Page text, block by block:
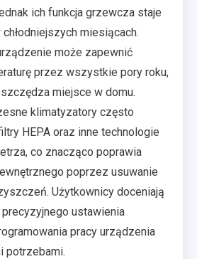
ich funkcja grzewcza staje
miesiącach.
może zapewnić
przez wszystkie pory roku,
miejsce w domu.
klimatyzatory często
HEPA oraz inne technologie
co znacząco poprawia
poprzez usuwanie
Użytkownicy doceniają
ustawienia
pracy urządzenia
potrzebami.